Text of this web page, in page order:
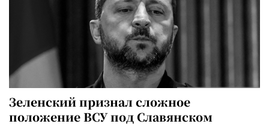
Зеленский признал сложное
положение ВСУ под Славянском